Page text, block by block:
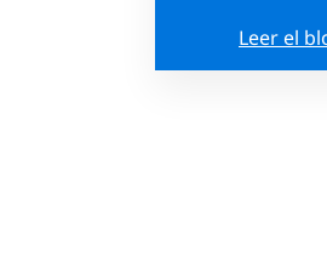
Leer el